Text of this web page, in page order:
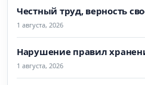
Честный труд, верность
1 августа, 2026
Нарушение правил
1 августа, 2026